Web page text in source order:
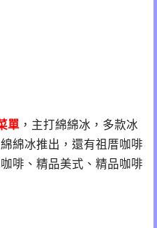
單 ，主打綿綿冰，多款冰
綿冰推出，還有祖厝咖啡
啡、精品美式、精品咖啡